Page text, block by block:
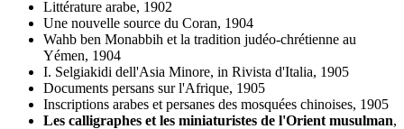
Littérature arabe, 1902
Une nouvelle source du Coran, 1904
Wahb ben Monabbih et la tradition judéo-chrétienne au
Yémen, 1904
I. Selgiakidi dell'Asia Minore, in Rivista d'Italia, 1905
Documents persans sur l'Afrique, 1905
Inscriptions arabes et persanes des mosquées chinoises, 1905
Les calligraphes et les miniaturistes de l'Orient musulman,